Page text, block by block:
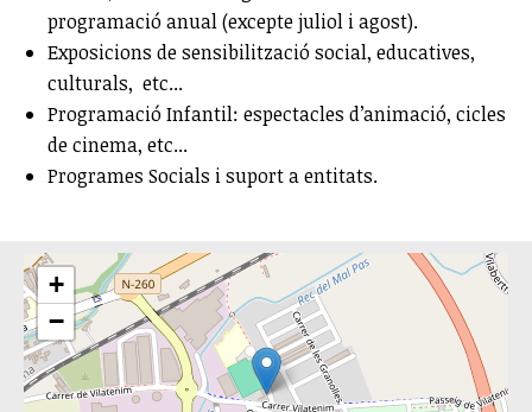
programació anual (excepte juliol i agost).
Exposicions de sensibilització social, educatives,
culturals, etc...
Programació Infantil: espectacles d’animació, cicles
de cinema, etc...
Programes Socials i suport a entitats.
+
−